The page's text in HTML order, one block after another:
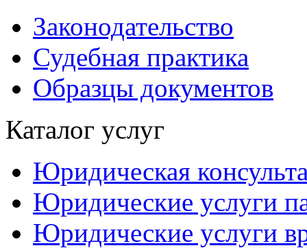
Законодательство
Судебная практика
Образцы документов
Каталог услуг
Юридическая
Юридические услуги
Юридические услуги